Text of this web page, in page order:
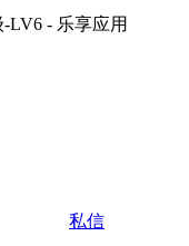
私信